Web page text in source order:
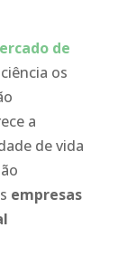
de
os
a
de vida
empresas